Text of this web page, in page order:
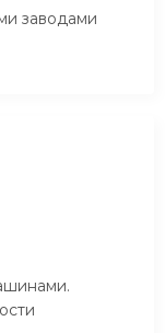
заводами